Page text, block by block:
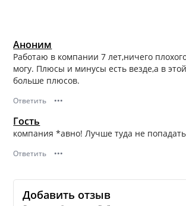
Аноним
Работаю в компании 7 лет,ничего
могу. Плюсы и минусы есть везде,а в
больше плюсов.
Ответить •••
Гость
компания *авно! Лучше туда не
Ответить •••
Добавить отзыв